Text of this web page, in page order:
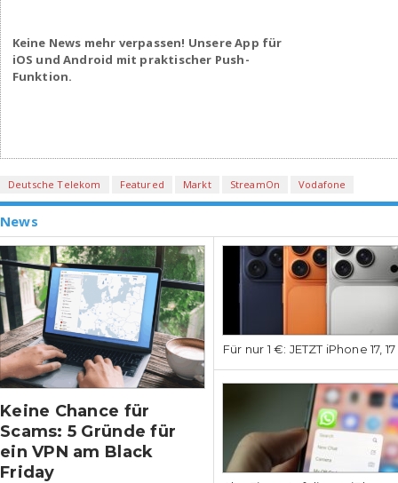
Keine News mehr verpassen! Unsere App für
iOS und Android mit praktischer Push-
Funktion.
Deutsche Telekom Featured Markt StreamOn Vodafone
News
Keine Chance für
Scams: 5 Gründe für
ein VPN am Black
Friday
Für nur 1 €: JETZT iPhone 17,